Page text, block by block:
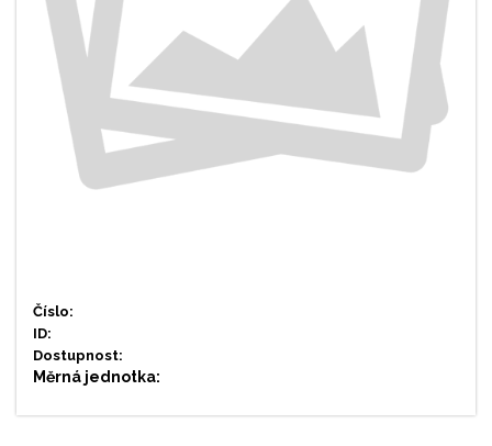
Číslo:
ID:
Dostupnost:
Měrná jednotka: